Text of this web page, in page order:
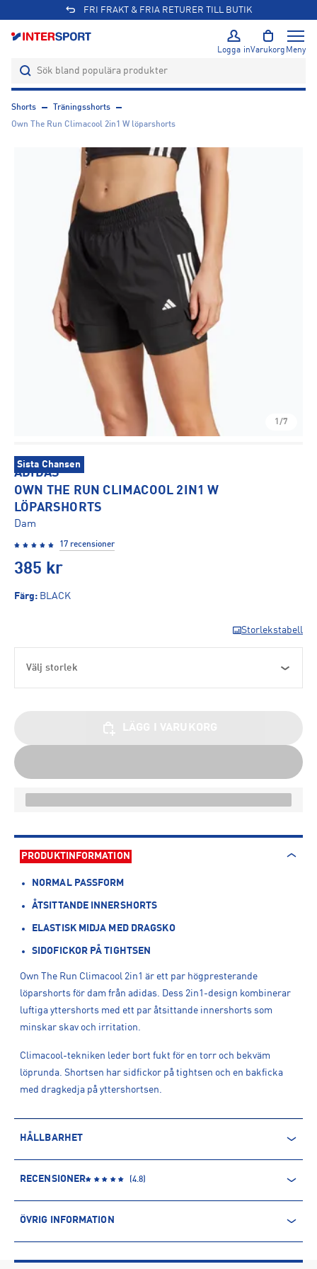
FRI FRAKT & FRIA RETURER TILL BUTIK
Logga inVarukorg Meny
Shorts
Träningsshorts
Own The Run Climacool 2in1 W löparshorts
1/7
Sista Chansen
ADIDAS
OWN THE RUN CLIMACOOL 2IN1 W
LÖPARSHORTS
Dam
17 recensioner
385 kr
Färg: BLACK
Storlekstabell
Välj storlek
PRODUKTINFORMATION
NORMAL PASSFORM
ÅTSITTANDE INNERSHORTS
ELASTISK MIDJA MED DRAGSKO
SIDOFICKOR PÅ TIGHTSEN
Own The Run Climacool 2in1 är ett par högpresterande
löparshorts för dam från adidas. Dess 2in1-design kombinerar
luftiga yttershorts med ett par åtsittande innershorts som
minskar skav och irritation.
Climacool-tekniken leder bort fukt för en torr och bekväm
löprunda. Shortsen har sidfickor på tightsen och en bakficka
med dragkedja på yttershortsen.
HÅLLBARHET
återvunnen polyester kommer däremot främst från PET-flaskor.
Processen innebär minskade utsläpp av koldioxid och mindre
användning av vatten och kemikalier.
RECENSIONER (4.8)
ÖVRIG INFORMATION
Produktnummer: 1585308